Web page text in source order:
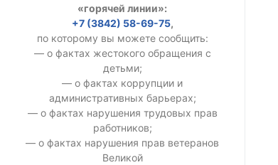
«горячей линии»:
+7 (3842) 58-69-75,
по которому вы можете сообщить:
— о фактах жестокого обращения с
детьми;
— о фактах коррупции и
административных барьерах;
— о фактах нарушения трудовых прав
работников;
— о фактах нарушения прав ветеранов
Великой